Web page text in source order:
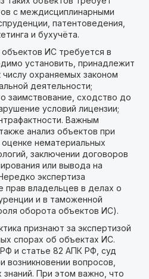
с междисциплинарными
патентоведения,
и бухучёта.
ИС требуется в
установить, принадлежит
охраняемых законом
деятельности;
заимствование, сходство до
условий лицензии;
Важным
анализ объектов при
нематериальных
заключении договоров
или вывода на
экспертиза
прав владельцев в делах о
и в таможенной
оборота объектов ИС).
признают за экспертизой
спорах об объектах ИС.
и статье 82 АПК РФ, суд
возникновении вопросов,
При этом важно, что